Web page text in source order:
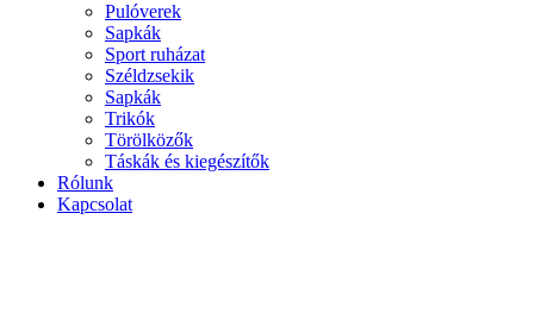
Pulóverek
Sapkák
Sport ruházat
Széldzsekik
Sapkák
Trikók
Törölközők
Táskák és kiegészítők
Rólunk
Kapcsolat